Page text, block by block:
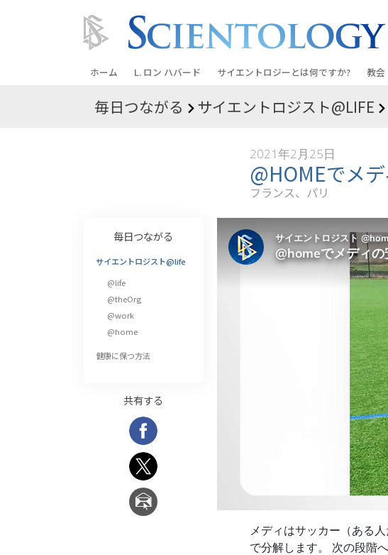
ホーム L. ロン ハバード サイエントロジーとは何ですか?
信条と実践
サイエントロジストたちが語るサイエ
ントロジー
サイエントロジストに会いましょう
教会の内部
サイエントロジーの基本原理
教会
教会
上級
オー
フリ
サイ
世界
毎日つながる サイエントロジスト@LIFE
2021年2月25日
@HOMEでメ
フランス、パリ
メディはサッカー（ある
で分解します。 次の段階
毎日つながる
サイエントロジスト@life
@life
@theOrg
@work
@home
健康に保つ方法
共有する